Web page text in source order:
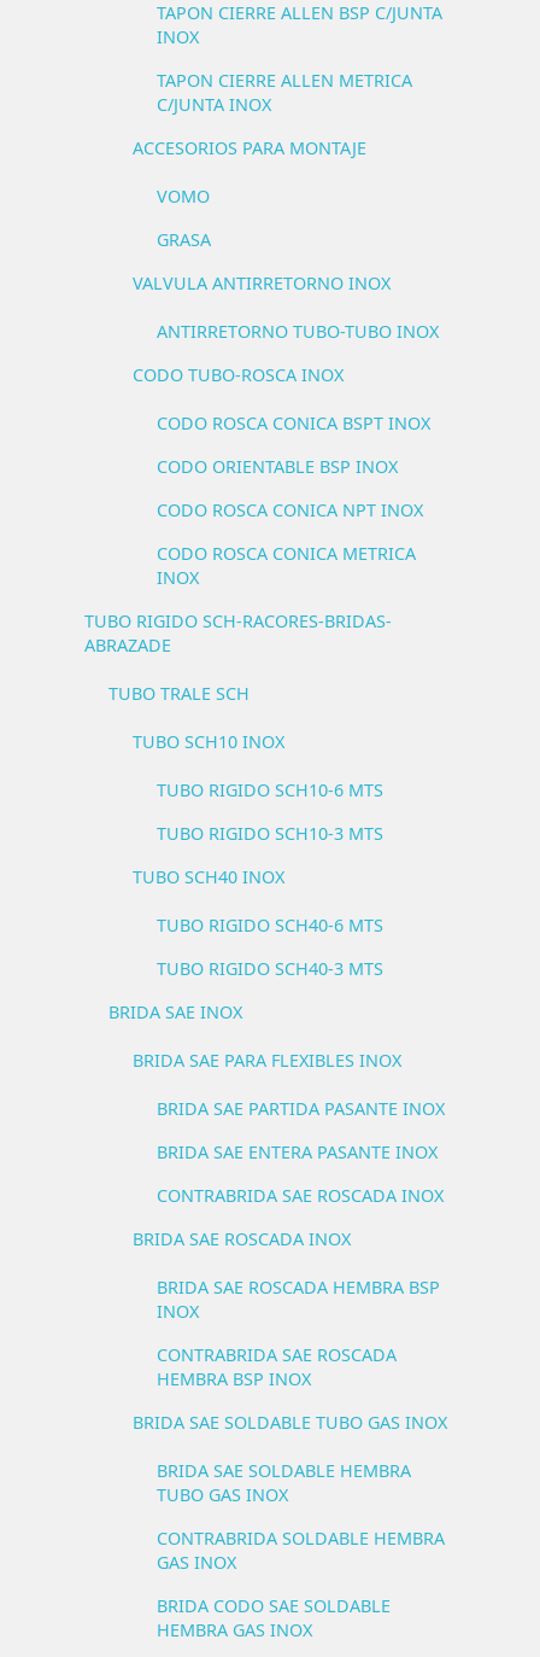
TAPON CIERRE ALLEN BSP C/JUNTA
INOX
TAPON CIERRE ALLEN METRICA
C/JUNTA INOX
ACCESORIOS PARA MONTAJE
VOMO
GRASA
VALVULA ANTIRRETORNO INOX
ANTIRRETORNO TUBO-TUBO INOX
CODO TUBO-ROSCA INOX
CODO ROSCA CONICA BSPT INOX
CODO ORIENTABLE BSP INOX
CODO ROSCA CONICA NPT INOX
CODO ROSCA CONICA METRICA
INOX
TUBO RIGIDO SCH-RACORES-BRIDAS-
ABRAZADE
TUBO TRALE SCH
TUBO SCH10 INOX
TUBO RIGIDO SCH10-6 MTS
TUBO RIGIDO SCH10-3 MTS
TUBO SCH40 INOX
TUBO RIGIDO SCH40-6 MTS
TUBO RIGIDO SCH40-3 MTS
BRIDA SAE INOX
BRIDA SAE PARA FLEXIBLES INOX
BRIDA SAE PARTIDA PASANTE INOX
BRIDA SAE ENTERA PASANTE INOX
CONTRABRIDA SAE ROSCADA INOX
BRIDA SAE ROSCADA INOX
BRIDA SAE ROSCADA HEMBRA BSP
INOX
CONTRABRIDA SAE ROSCADA
HEMBRA BSP INOX
BRIDA SAE SOLDABLE TUBO GAS INOX
BRIDA SAE SOLDABLE HEMBRA
TUBO GAS INOX
CONTRABRIDA SOLDABLE HEMBRA
GAS INOX
BRIDA CODO SAE SOLDABLE
HEMBRA GAS INOX